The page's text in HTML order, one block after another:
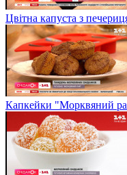
Цвітна капуста з
Капкейки "Морквяний